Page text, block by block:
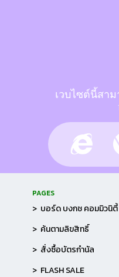
เวบไซต์นี้สา
PAGES
> บอร์ด บงกช คอมมิวนิตี้
> ค้นตามลิขสิทธิ์
> สั่งซื้อบัตรกำนัล
> FLASH SALE